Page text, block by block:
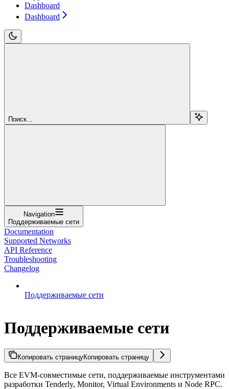
Dashboard
Dashboard
Поиск...
Navigation
Поддерживаемые сети
Documentation
Supported Networks
API Reference
Troubleshooting
Changelog
Поддерживаемые сети
Поддерживаемые сети
Копировать страницуКопировать страницу
Все EVM-совместимые сети, поддерживаемые инструментами
разработки Tenderly, Monitor, Virtual Environments и Node RPC.